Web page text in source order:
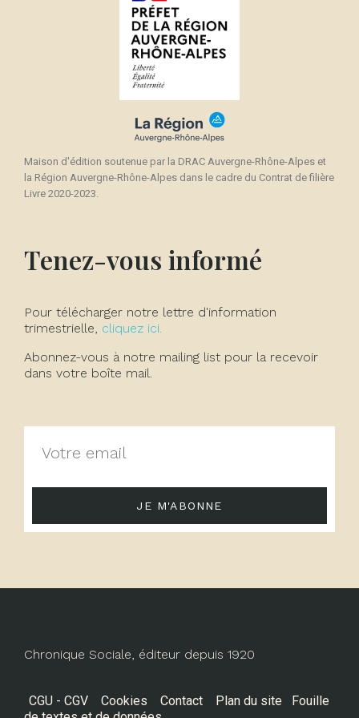
Maison d'édition soutenue par la DRAC Auvergne-Rhône-Alpes et
la Région Auvergne-Rhône-Alpes dans le cadre du Contrat de filière
Livre 2020-2023.
Tenez-vous informé
Pour télécharger notre lettre d'information
trimestrielle, cliquez ici.
Abonnez-vous à notre mailing list pour la recevoir
dans votre boîte mail.
JE M'ABONNE
Chronique Sociale, éditeur depuis 1920
CGU - CGV Cookies Contact Plan du site
Fouille